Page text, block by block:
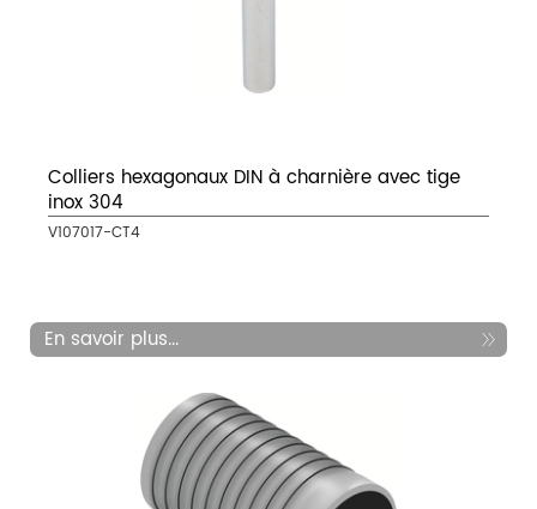
Colliers hexagonaux DIN à charnière avec tige
inox 304
V107017-CT4
En savoir plus...